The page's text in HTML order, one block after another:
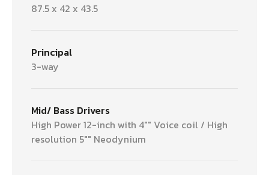
87.5 x 42 x 43.5
Principal
3-way
Mid/ Bass Drivers
High Power 12-inch with 4"" Voice coil / High
resolution 5"" Neodynium